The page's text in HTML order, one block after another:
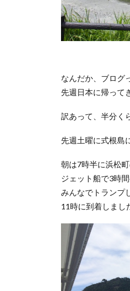
なんだか、ブログ
先週日本に帰って
訳あって、半分く
先週土曜に式根島
朝は7時半に浜松町
ジェット船で3時間
みんなでトランプ
11時に到着しまし